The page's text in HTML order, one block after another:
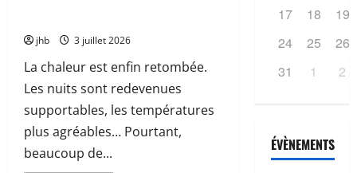
jhb 3 juillet 2026
La chaleur est enfin retombée.
Les nuits sont redevenues
supportables, les températures
plus agréables… Pourtant,
beaucoup de...
17
18
19
24
25
26
31
1 2
ÉVÈNEMENTS